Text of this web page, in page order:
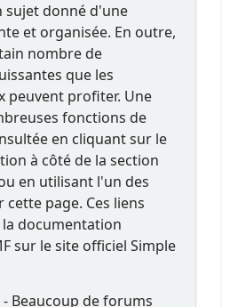
sujet donné d'une
et organisée. En outre,
nombre de
que les
peuvent profiter. Une
fonctions de
en cliquant sur le
à côté de la section
en utilisant l'un des
page. Ces liens
documentation
sur le site officiel Simple
- Beaucoup de forums